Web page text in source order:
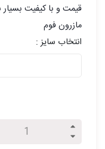
قیمت و با کیفیت بسیار
مازرون فوم
انتخاب سایز :